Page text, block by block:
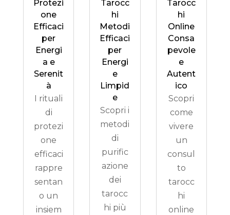
Protezi
one
Efficaci
per
Energi
a e
Serenit
à
I rituali
di
protezi
one
efficaci
rappre
sentan
o un
insiem
Tarocc
hi
Metodi
Efficaci
per
Energi
e
Limpid
e
Scopri i
metodi
di
purific
azione
dei
tarocc
hi più
Tarocc
hi
Online
Consa
pevole
e
Autent
ico
Scopri
come
vivere
un
consul
to
tarocc
hi
online